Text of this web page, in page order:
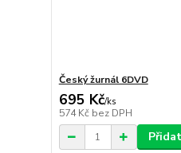
Český žurnál 6DVD
695 Kč/ks
574 Kč bez DPH